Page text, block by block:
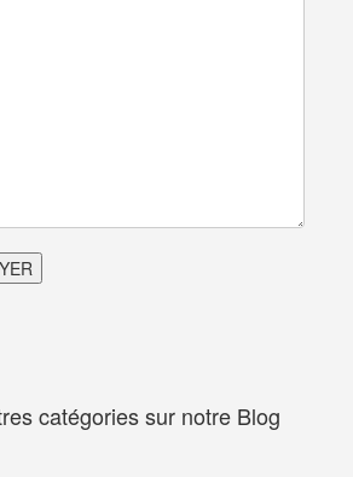
catégories sur notre Blog